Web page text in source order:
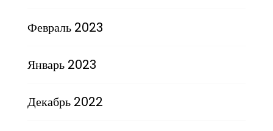
Февраль 2023
Январь 2023
Декабрь 2022